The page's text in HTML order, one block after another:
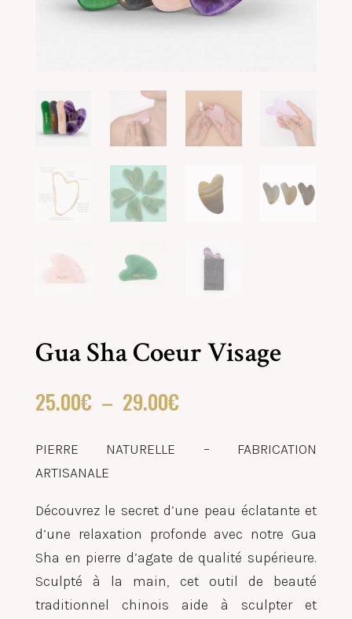
Gua Sha Coeur Visage
25.00€ – 29.00€Plage
prix :
29.00€
PIERRE NATURELLE – FABRICATION
ARTISANALE
Découvrez le secret d’une peau éclatante et
d’une relaxation profonde avec notre Gua
Sha en pierre d’agate de qualité supérieure.
Sculpté à la main, cet outil de beauté
traditionnel chinois aide à sculpter et